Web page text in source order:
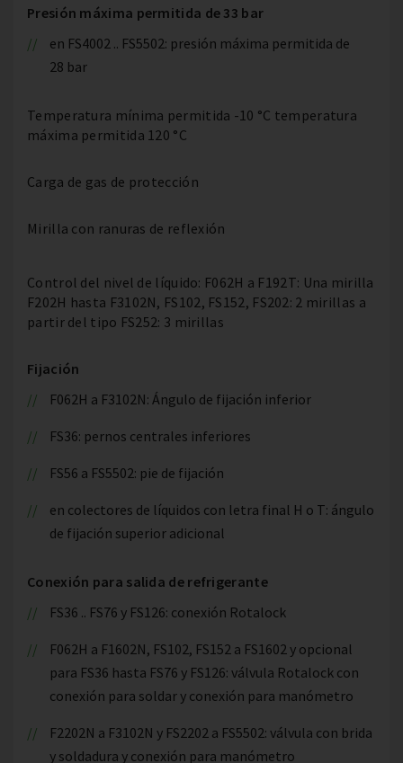
Presión máxima permitida de 33 bar
en FS4002 .. FS5502: presión máxima permitida de
28 bar
Temperatura mínima permitida -10 °C temperatura
máxima permitida 120 °C
Carga de gas de protección
Mirilla con ranuras de reflexión
Control del nivel de líquido: F062H a F192T: Una mirilla
F202H hasta F3102N, FS102, FS152, FS202: 2 mirillas a
partir del tipo FS252: 3 mirillas
Fijación
F062H a F3102N: Ángulo de fijación inferior
FS36: pernos centrales inferiores
FS56 a FS5502: pie de fijación
en colectores de líquidos con letra final H o T: ángulo
de fijación superior adicional
Conexión para salida de refrigerante
FS36 .. FS76 y FS126: conexión Rotalock
F062H a F1602N, FS102, FS152 a FS1602 y opcional
para FS36 hasta FS76 y FS126: válvula Rotalock con
conexión para soldar y conexión para manómetro
F2202N a F3102N y FS2202 a FS5502: válvula con brida
y soldadura y conexión para manómetro